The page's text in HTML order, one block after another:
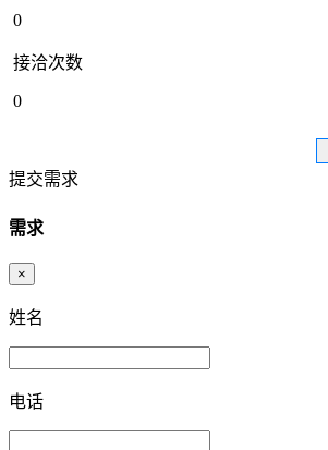
0
接洽次数
0
提交需求
需求
×
姓名
电话